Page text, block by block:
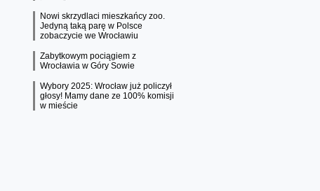
Nowi skrzydlaci mieszkańcy zoo.
Jedyną taką parę w Polsce
zobaczycie we Wrocławiu
Zabytkowym pociągiem z
Wrocławia w Góry Sowie
Wybory 2025: Wrocław już policzył
głosy! Mamy dane ze 100% komisji
w mieście